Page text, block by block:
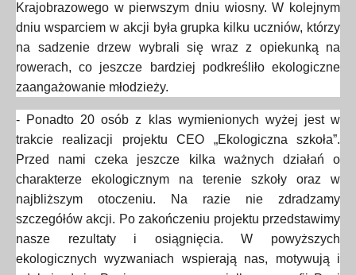
Krajobrazowego w pierwszym dniu wiosny. W kolejnym
dniu wsparciem w akcji była grupka kilku uczniów, którzy
na sadzenie drzew wybrali się wraz z opiekunką na
rowerach, co jeszcze bardziej podkreśliło ekologiczne
zaangażowanie młodzieży.
- Ponadto 20 osób z klas wymienionych wyżej jest w
trakcie realizacji projektu CEO „Ekologiczna szkoła”.
Przed nami czeka jeszcze kilka ważnych działań o
charakterze ekologicznym na terenie szkoły oraz w
najbliższym otoczeniu. Na razie nie zdradzamy
szczegółów akcji. Po zakończeniu projektu przedstawimy
nasze rezultaty i osiągnięcia. W powyższych
ekologicznych wyzwaniach wspierają nas, motywują i